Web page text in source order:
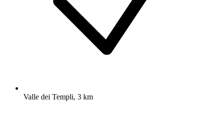
Valle dei Templi, 3 km